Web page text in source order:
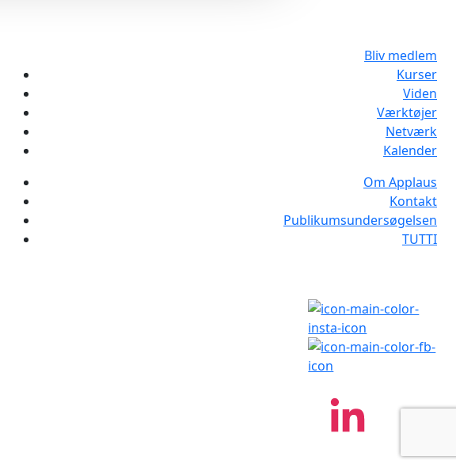
Bliv medlem
Kurser
Viden
Værktøjer
Netværk
Kalender
Om Applaus
Kontakt
Publikumsundersøgelsen
TUTTI